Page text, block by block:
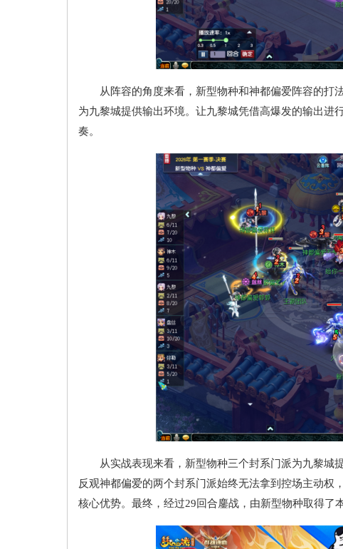
从阵容的角度来看，新型物种和神都偏爱阵容的打
为九黎城提供输出环境。让九黎城凭借高爆发的输出进
奏。
从实战表现来看，新型物种三个封系门派为九黎城提
反观神都偏爱的两个封系门派始终无法拿到控场主动权
核心优势。最终，经过29回合鏖战，由新型物种取得了